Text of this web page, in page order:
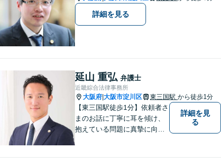
詳細を見る
延山 重弘 弁護士
近畿綜合法律事務所
大阪府 大阪市淀川区 東三国駅 から徒歩1分
【東三国駅徒歩1分】依頼者さ
まのお話に丁寧に耳を傾け、
抱えている問題に真摯に向き
詳細を見
る